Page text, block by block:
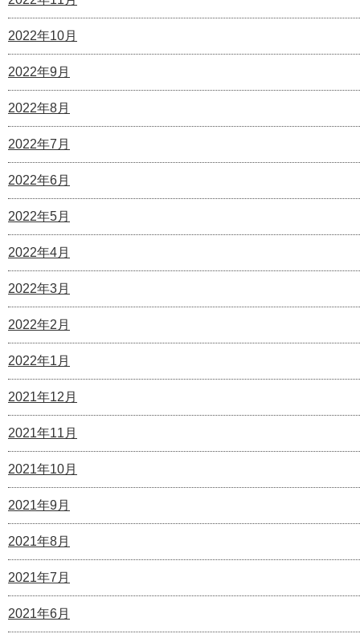
2022年10月
2022年9月
2022年8月
2022年7月
2022年6月
2022年5月
2022年4月
2022年3月
2022年2月
2022年1月
2021年12月
2021年11月
2021年10月
2021年9月
2021年8月
2021年7月
2021年6月